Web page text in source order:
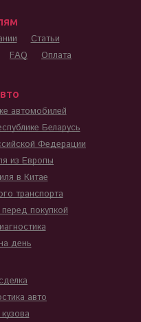
Статьи
FAQ Оплата
автомобилей
Беларусь
Федерации
из Европы
в Китае
транспорта
покупкой
день
авто